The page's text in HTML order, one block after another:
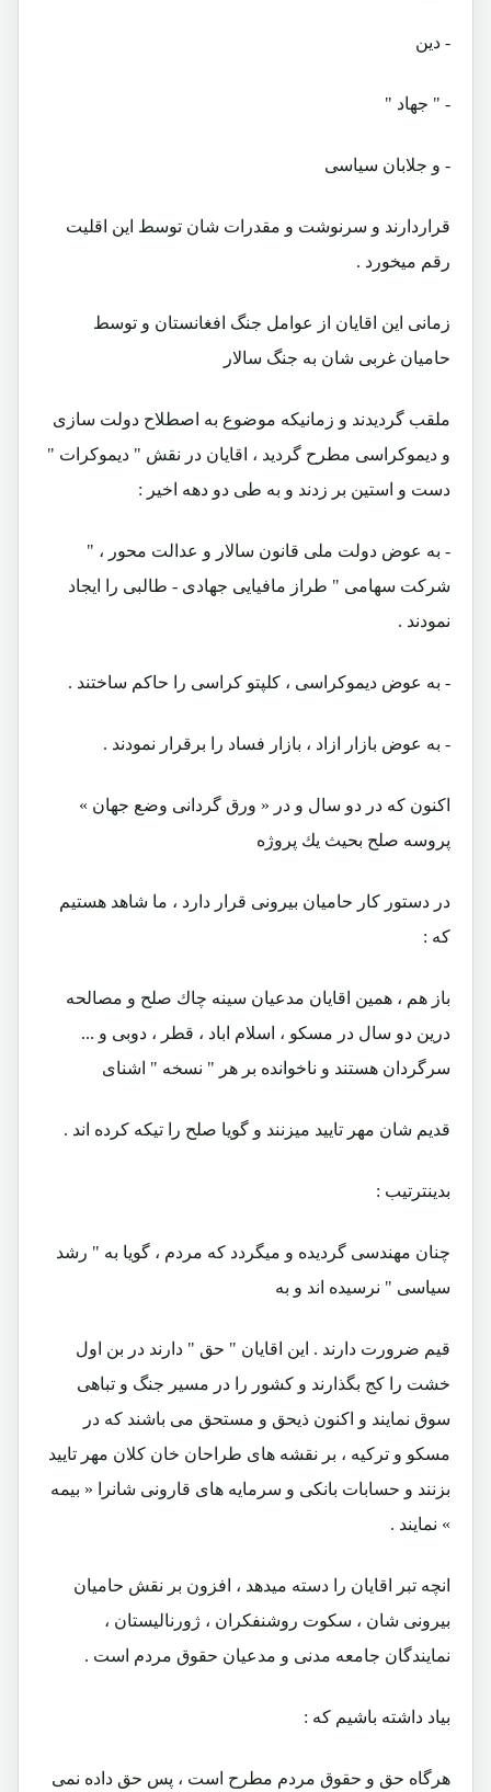
- دين
- " جهاد "
- و جلابان سياسى
قراردارند و سرنوشت و مقدرات شان توسط اين اقليت
رقم ميخورد .
زمانى اين اقايان از عوامل جنگ افغانستان و توسط
حاميان غربى شان به جنگ سالار
ملقب گرديدند و زمانيكه موضوع به اصطلاح دولت سازى
و ديموكراسى مطرح گرديد ، اقايان در نقش " ديموكرات "
دست و استين بر زدند و به طى دو دهه اخير :
- به عوض دولت ملى قانون سالار و عدالت محور ، "
شركت سهامى " طراز مافيايى جهادى - طالبى را ايجاد
نمودند .
- به عوض ديموكراسى ، كلپتو كراسى را حاكم ساختند .
- به عوض بازار ازاد ، بازار فساد را برقرار نمودند .
اكنون كه در دو سال و در « ورق گردانى وضع جهان »
پروسه صلح بحيث يك پروژه
در دستور كار حاميان بيرونى قرار دارد ، ما شاهد هستيم
كه :
باز هم ، همين اقايان مدعيان سينه چاك صلح و مصالحه
درين دو سال در مسكو ، اسلام اباد ، قطر ، دوبى و ...
سرگردان هستند و ناخوانده بر هر " نسخه " اشناى
قديم شان مهر تاييد ميزنند و گويا صلح را تيكه كرده اند .
بدينترتيب :
چنان مهندسى گرديده و ميگردد كه مردم ، گويا به " رشد
سياسى " نرسيده اند و به
قيم ضرورت دارند . اين اقايان " حق " دارند در بن اول
خشت را كج بگذارند و كشور را در مسير جنگ و تباهى
سوق نمايند و اكنون ذيحق و مستحق مى باشند كه در
مسكو و تركيه ، بر نقشه هاى طراحان خان كلان مهر تاييد
بزنند و حسابات بانكى و سرمايه هاى قارونى شانرا « بيمه
» نمايند .
انچه تبر اقايان را دسته ميدهد ، افزون بر نقش حامیان
بیرونی شان ، سكوت روشنفكران ، ژورناليستان ،
نمايندگان جامعه مدنى و مدعيان حقوق مردم است .
بياد داشته باشيم كه :
هرگاه حق و حقوق مردم مطرح است ، پس حق داده نمى